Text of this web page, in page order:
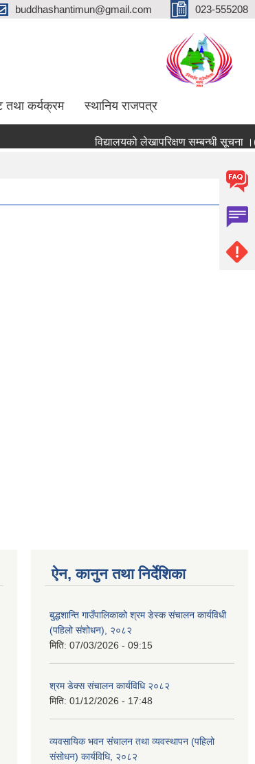
buddhashantimun@gmail.com 023-555208
तथा कर्यक्रम स्थानिय राजपत्र
विद्यालयको लेखापरिक्षण सम्बन्धी सूचना
ऐन, कानुन तथा निर्देशिका
बुद्धशान्ति गाउँपालिकाको श्रम डेस्क संचालन कार्यविधी
(पहिलो संशोधन), २०८२
मिति: 07/03/2026 - 09:15
श्रम डेक्स संचालन कार्यविधि २०८२
मिति: 01/12/2026 - 17:48
व्यवसायिक भवन संचालन तथा व्यवस्थापन (पहिलो
संसोधन) कार्यविधि, २०८२